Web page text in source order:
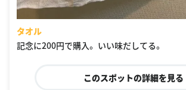
タオル
記念に200円で購入。 いい味だしてる。
このスポットの詳細を見る